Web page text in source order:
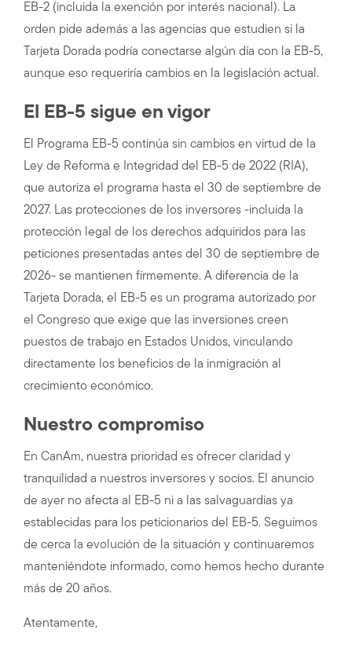
EB-2 (incluida la exención por interés nacional). La
orden pide además a las agencias que estudien si la
Tarjeta Dorada podría conectarse algún día con la EB-5,
aunque eso requeriría cambios en la legislación actual.
El EB-5 sigue en vigor
El Programa EB-5 continúa sin cambios en virtud de la
Ley de Reforma e Integridad del EB-5 de 2022 (RIA),
que autoriza el programa hasta el 30 de septiembre de
2027. Las protecciones de los inversores -incluida la
protección legal de los derechos adquiridos para las
peticiones presentadas antes del 30 de septiembre de
2026- se mantienen firmemente. A diferencia de la
Tarjeta Dorada, el EB-5 es un programa autorizado por
el Congreso que exige que las inversiones creen
puestos de trabajo en Estados Unidos, vinculando
directamente los beneficios de la inmigración al
crecimiento económico.
Nuestro compromiso
En CanAm, nuestra prioridad es ofrecer claridad y
tranquilidad a nuestros inversores y socios. El anuncio
de ayer no afecta al EB-5 ni a las salvaguardias ya
establecidas para los peticionarios del EB-5. Seguimos
de cerca la evolución de la situación y continuaremos
manteniéndote informado, como hemos hecho durante
más de 20 años.
Atentamente,